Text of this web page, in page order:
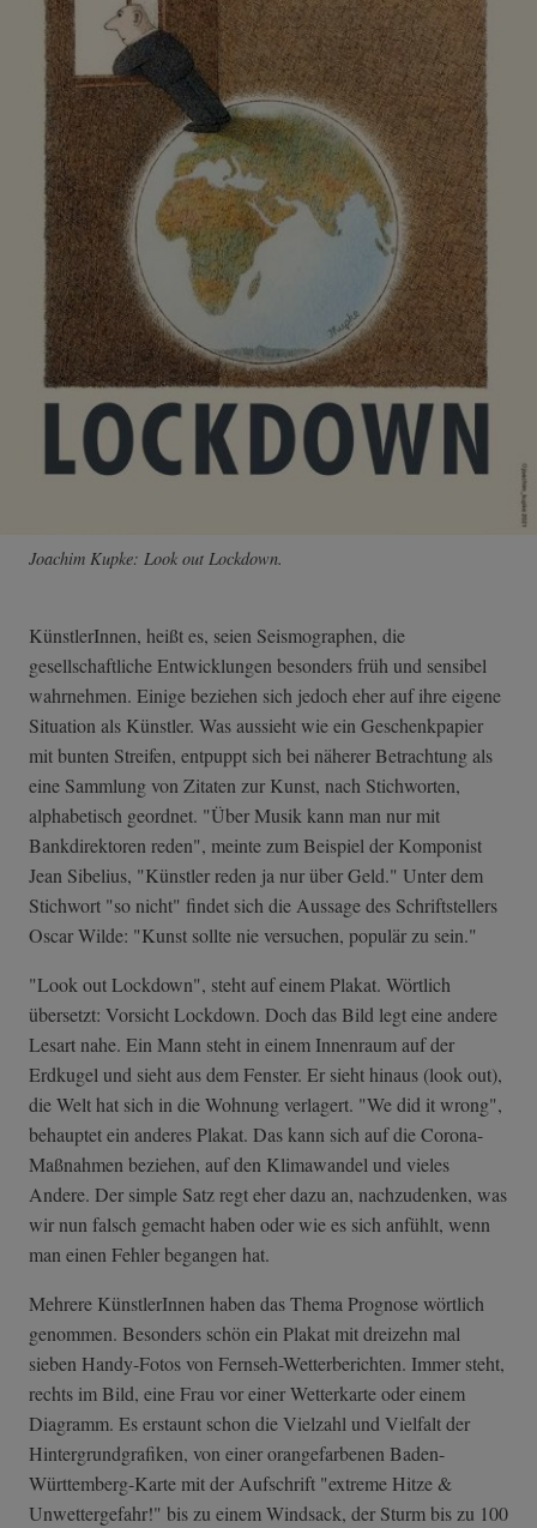
Joachim Kupke: Look out Lockdown.
KünstlerInnen, heißt es, seien Seismographen, die
gesellschaftliche Entwicklungen besonders früh und sensibel
wahrnehmen. Einige beziehen sich jedoch eher auf ihre eigene
Situation als Künstler. Was aussieht wie ein Geschenkpapier
mit bunten Streifen, entpuppt sich bei näherer Betrachtung als
eine Sammlung von Zitaten zur Kunst, nach Stichworten,
alphabetisch geordnet. "Über Musik kann man nur mit
Bankdirektoren reden", meinte zum Beispiel der Komponist
Jean Sibelius, "Künstler reden ja nur über Geld." Unter dem
Stichwort "so nicht" findet sich die Aussage des Schriftstellers
Oscar Wilde: "Kunst sollte nie versuchen, populär zu sein."
"Look out Lockdown", steht auf einem Plakat. Wörtlich
übersetzt: Vorsicht Lockdown. Doch das Bild legt eine andere
Lesart nahe. Ein Mann steht in einem Innenraum auf der
Erdkugel und sieht aus dem Fenster. Er sieht hinaus (look out),
die Welt hat sich in die Wohnung verlagert. "We did it wrong",
behauptet ein anderes Plakat. Das kann sich auf die Corona-
Maßnahmen beziehen, auf den Klimawandel und vieles
Andere. Der simple Satz regt eher dazu an, nachzudenken, was
wir nun falsch gemacht haben oder wie es sich anfühlt, wenn
man einen Fehler begangen hat.
Mehrere KünstlerInnen haben das Thema Prognose wörtlich
genommen. Besonders schön ein Plakat mit dreizehn mal
sieben Handy-Fotos von Fernseh-Wetterberichten. Immer steht,
rechts im Bild, eine Frau vor einer Wetterkarte oder einem
Diagramm. Es erstaunt schon die Vielzahl und Vielfalt der
Hintergrundgrafiken, von einer orangefarbenen Baden-
Württemberg-Karte mit der Aufschrift "extreme Hitze &
Unwettergefahr!" bis zu einem Windsack, der Sturm bis zu 100